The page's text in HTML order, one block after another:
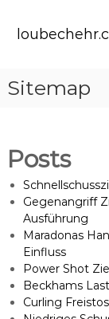
Sitemap
Posts
Gegenangriff
Ausführung
Maradonas
Einfluss
Power Shot
Beckhams
Curling